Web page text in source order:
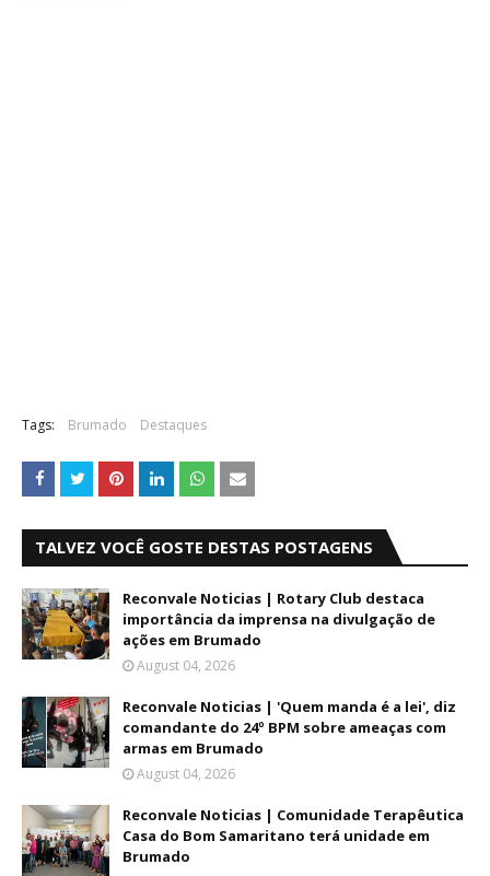
Tags: Brumado Destaques
TALVEZ VOCÊ GOSTE DESTAS POSTAGENS
Reconvale Noticias | Rotary Club destaca
importância da imprensa na divulgação de
ações em Brumado
August 04, 2026
Reconvale Noticias | 'Quem manda é a lei', diz
comandante do 24º BPM sobre ameaças com
armas em Brumado
August 04, 2026
Reconvale Noticias | Comunidade Terapêutica
Casa do Bom Samaritano terá unidade em
Brumado